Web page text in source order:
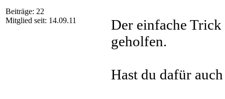
Beiträge: 22
Mitglied seit: 14.09.11
Der einfache Trick
geholfen.
Hast du dafür